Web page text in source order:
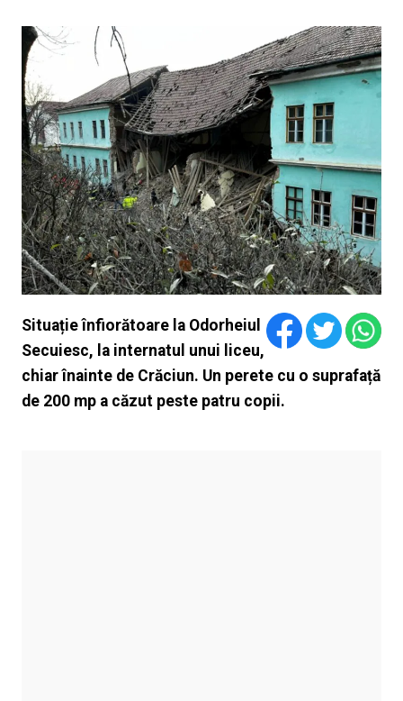
Situație înfiorătoare la Odorheiul
Secuiesc, la internatul unui liceu,
chiar înainte de Crăciun. Un perete cu o suprafață
de 200 mp a căzut peste patru copii.